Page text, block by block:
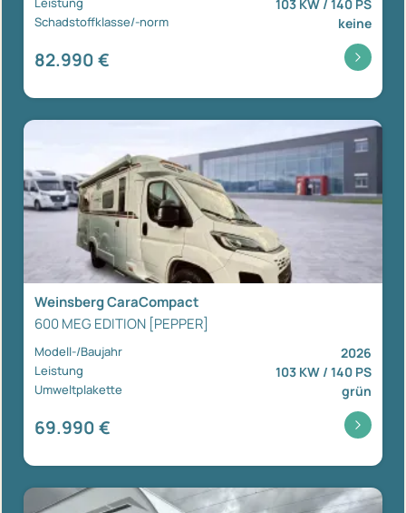
103 KW / 140 PS
Schadstoffklasse/-norm keine
82.990 €
Weinsberg CaraCompact
600 MEG EDITION [PEPPER]
Modell-/Baujahr 2026
Leistung 103 KW / 140 PS
Umweltplakette grün
69.990 €